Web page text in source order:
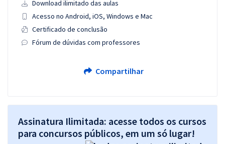
Download ilimitado das aulas
Acesso no Android, iOS, Windows e Mac
Certificado de conclusão
Fórum de dúvidas com professores
Compartilhar
Assinatura Ilimitada: acesse todos os cursos
para concursos públicos, em um só lugar!